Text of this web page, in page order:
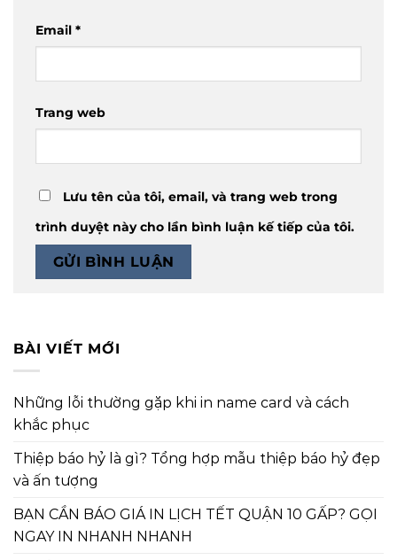
Email *
Trang web
Lưu tên của tôi, email, và trang web trong
trình duyệt này cho lần bình luận kế tiếp của tôi.
BÀI VIẾT MỚI
Những lỗi thường gặp khi in name card và cách
khắc phục
Thiệp báo hỷ là gì? Tổng hợp mẫu thiệp báo hỷ đẹp
và ấn tượng
BẠN CẦN BÁO GIÁ IN LỊCH TẾT QUẬN 10 GẤP? GỌI
NGAY IN NHANH NHANH